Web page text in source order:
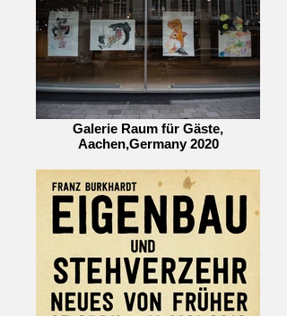
Galerie Raum für Gäste,
Aachen,Germany 2020